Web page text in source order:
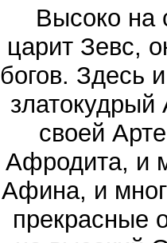
Высоко на
царит Зевс,
богов. Здесь
златокудрый
своей
Афродита, и
Афина, и
прекрасные